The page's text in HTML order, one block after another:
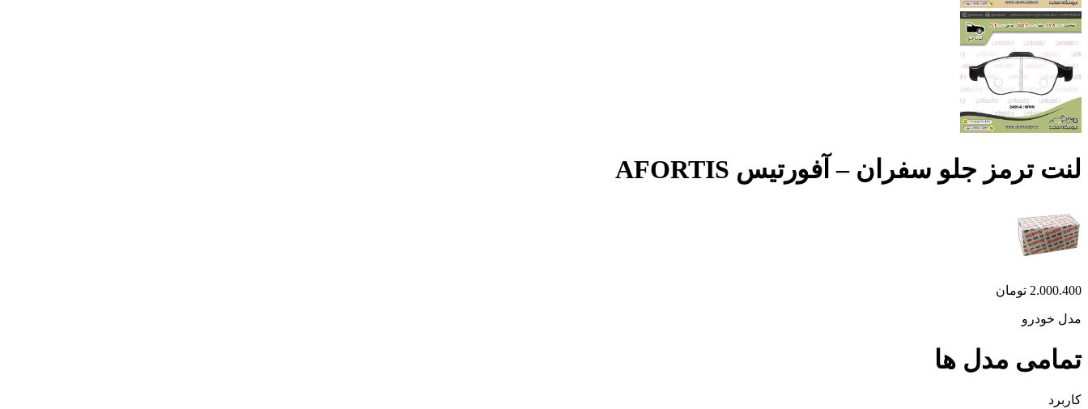
لنت ترمز جلو سفران – آفورتیس AFORTIS
2.000.400 تومان
مدل خودرو
تمامی مدل ها
کاربرد